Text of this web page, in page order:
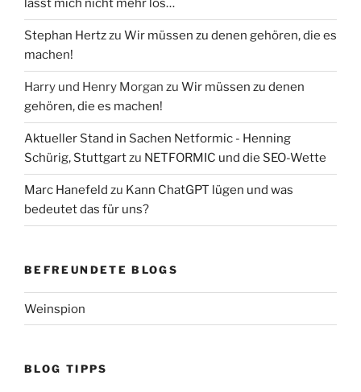
lässt mich nicht mehr los…
Stephan Hertzzu Wir müssen zu denen gehören, die es
machen!
Harry und Henry Morgan zu Wir müssen zu denen
gehören, die es machen!
Aktueller Stand in Sachen Netformic - Henning
Schürig, Stuttgartzu NETFORMIC und die SEO-Wette
Marc Hanefeld zu Kann ChatGPT lügen und was
bedeutet das für uns?
BEFREUNDETE BLOGS
Weinspion
BLOG TIPPS